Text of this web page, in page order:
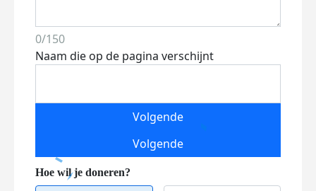
0/150
Naam die op de pagina verschijnt
Volgende
Volgende